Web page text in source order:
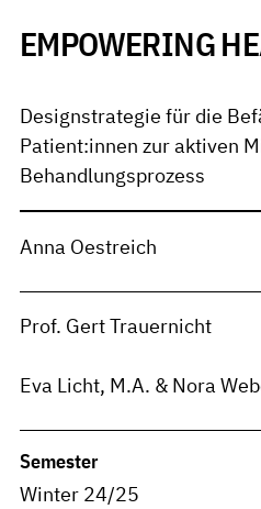
EMPOWERING
Designstrategie für die
Patient:innen zur aktiven
Behandlungsprozess
Anna Oestreich
Prof. Gert Trauernicht
Eva Licht, M.A. & Nora
Semester
Winter 24/25